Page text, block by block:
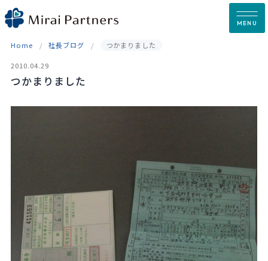
Skip
to
MENU
Home 社長ブログ つかまりました
2010.04.29
つかまりました